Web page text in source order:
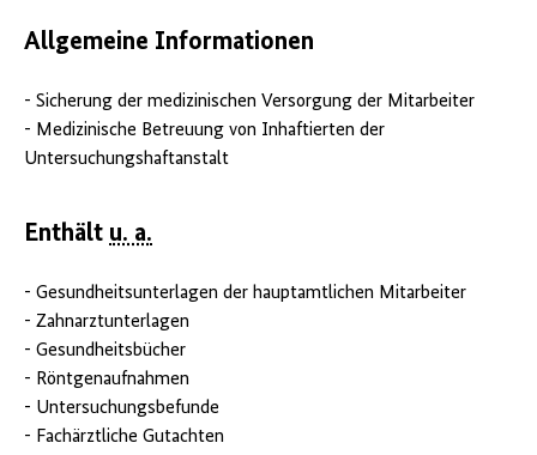
Allgemeine Informationen
- Sicherung der medizinischen Versorgung der Mitarbeiter
- Medizinische Betreuung von Inhaftierten der
Untersuchungshaftanstalt
Enthält u. a.
- Gesundheitsunterlagen der hauptamtlichen Mitarbeiter
- Zahnarztunterlagen
- Gesundheitsbücher
- Röntgenaufnahmen
- Untersuchungsbefunde
- Fachärztliche Gutachten